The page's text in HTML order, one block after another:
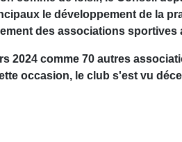
le développement de la
des associations
2024 comme 70 autres
occasion, le club s'est vu